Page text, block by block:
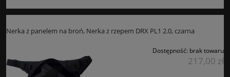
Nerka z panelem na broń, Nerka z rzepem DRX PL1 2.0, czarna
Dostępność: brak towaru
217,00 zł